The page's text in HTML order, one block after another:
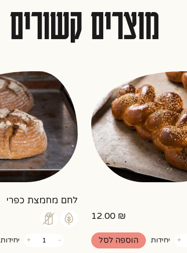
מוצרים קשורים
12.00 ₪
+ יחידות הוספה לסל
לחם מחמצת כפרי
-של
+ יחידות